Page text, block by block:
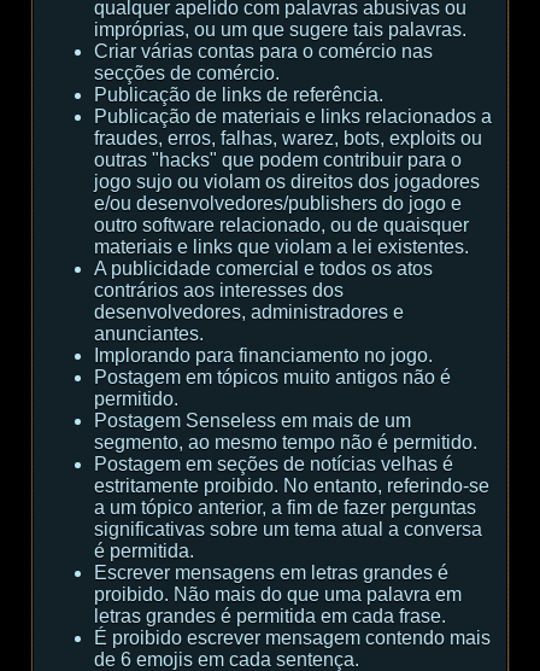
qualquer apelido com palavras abusivas ou
impróprias, ou um que sugere tais palavras.
Criar várias contas para o comércio nas
secções de comércio.
Publicação de links de referência.
Publicação de materiais e links relacionados a
fraudes, erros, falhas, warez, bots, exploits ou
outras "hacks" que podem contribuir para o
jogo sujo ou violam os direitos dos jogadores
e/ou desenvolvedores/publishers do jogo e
outro software relacionado, ou de quaisquer
materiais e links que violam a lei existentes.
A publicidade comercial e todos os atos
contrários aos interesses dos
desenvolvedores, administradores e
anunciantes.
Implorando para financiamento no jogo.
Postagem em tópicos muito antigos não é
permitido.
Postagem Senseless em mais de um
segmento, ao mesmo tempo não é permitido.
Postagem em seções de notícias velhas é
estritamente proibido. No entanto, referindo-se
a um tópico anterior, a fim de fazer perguntas
significativas sobre um tema atual a conversa
é permitida.
Escrever mensagens em letras grandes é
proibido. Não mais do que uma palavra em
letras grandes é permitida em cada frase.
É proibido escrever mensagem contendo mais
de 6 emojis em cada sentença.